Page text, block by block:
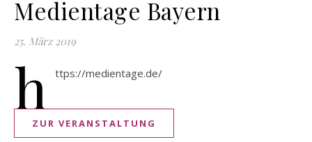
Medientage Bayern
25. März 2019
h ttps://medientage.de/
ZUR VERANSTALTUNG